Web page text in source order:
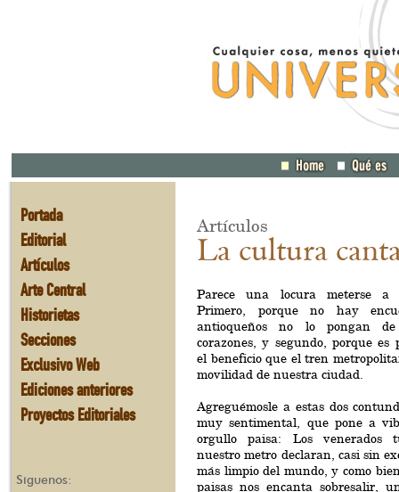
Portada
Editorial
Artículos
Arte Central
Historietas
Secciones
Exclusivo Web
Ediciones anteriores
Proyectos Editoriales
Síguenos:
Artículos
La cultura
Parece una locura meterse
Primero, porque no hay
antioqueños no lo pongan
corazones, y segundo, porque es
el beneficio que el tren
movilidad de nuestra ciudad.
Agreguémosle a estas dos
muy sentimental, que pone a
orgullo paisa: Los venerados
nuestro metro declaran, casi sin
más limpio del mundo, y como
paisas nos encanta sobresalir,